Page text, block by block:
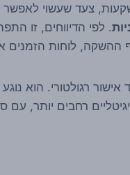
השקעות, צעד שעשוי
. לפי הדיווחים, זו
לוחות הזמנים
אישור רגולטורי. הוא
רחבים יותר,